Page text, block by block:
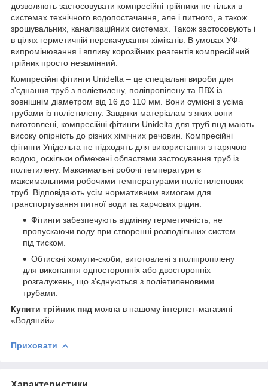
дозволяють застосовувати компресійні трійники не тільки в
системах технічного водопостачання, але і питного, а також
зрошувальних, каналізаційних системах. Також застосовують і
в цілях герметичній перекачування хімікатів. В умовах УФ-
випромінювання і впливу корозійних реагентів компресійний
трійник просто незамінний.
Компресійні фітинги Unidelta – це спеціальні вироби для
з'єднання труб з поліетилену, поліпропілену та ПВХ із
зовнішнім діаметром від 16 до 110 мм. Вони сумісні з усіма
трубами із поліетилену. Завдяки матеріалам з яких вони
виготовлені, компресійні фітинги Unidelta для труб пнд мають
високу опірність до різних хімічних речовин. Компресійні
фітинги Унідельта не підходять для використання з гарячою
водою, оскільки обмежені областями застосування труб із
поліетилену. Максимальні робочі температури є
максимальними робочими температурами поліетиленових
труб. Відповідають усім нормативним вимогам для
транспортування питної води та харчових рідин.
Фітинги забезпечують відмінну герметичність, не
пропускаючи воду при створенні розподільних систем
під тиском.
Обтискні хомути-скоби, виготовлені з поліпропілену
для виконання односторонніх або двосторонніх
розгалужень, що з'єднуються з поліетиленовими
трубами.
Купити трійник пнд можна в нашому інтернет-магазині
«Водяний».
Приховати